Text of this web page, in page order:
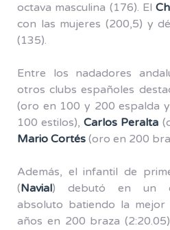
octava masculina (176). El
con las mujeres (200,5) y
(135).
Entre los nadadores
otros clubs españoles
(oro en 100 y 200 espalda
100 estilos),Carlos Peralta
Mario Cortés (oro en 200
Además, el infantil de
(Navial) debutó en un
absoluto batiendo la
años en 200 braza